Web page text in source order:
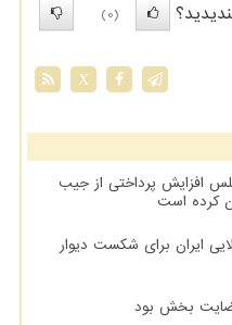
(0)
X
افزایش پرداختی از جیب
کرده است
ایران برای شکست دیوار
بخش بود